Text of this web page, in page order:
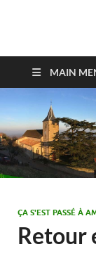
MAIN
ÇA S'EST PASSÉ À
Retour